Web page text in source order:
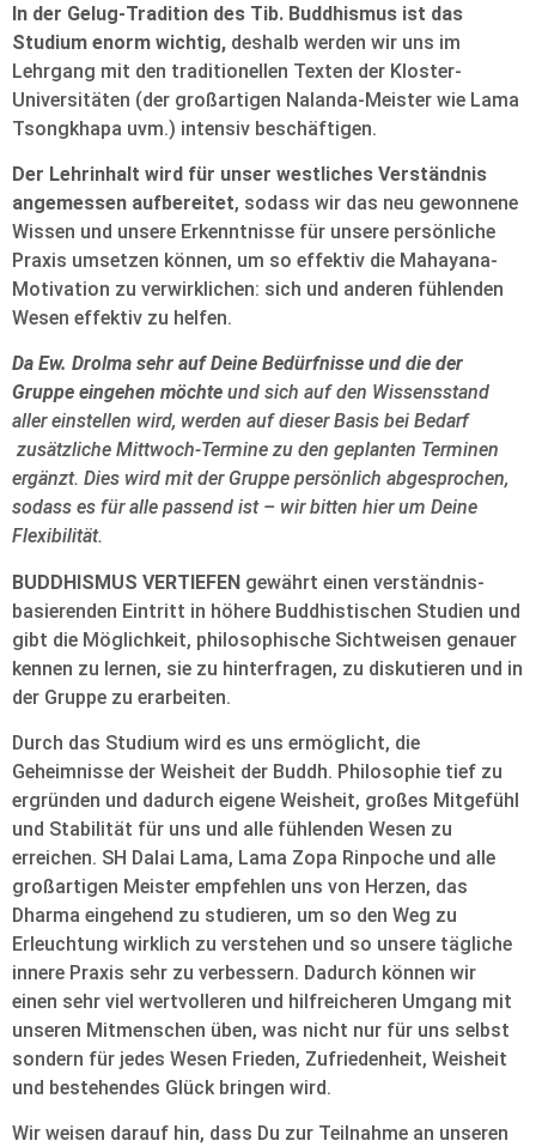
In der Gelug-Tradition des Tib. Buddhismus ist das
Studium enorm wichtig, deshalb werden wir uns im
Lehrgang mit den traditionellen Texten der Kloster-
Universitäten (der großartigen Nalanda-Meister wie Lama
Tsongkhapa uvm.) intensiv beschäftigen.
Der Lehrinhalt wird für unser westliches Verständnis
angemessen aufbereitet, sodass wir das neu gewonnene
Wissen und unsere Erkenntnisse für unsere persönliche
Praxis umsetzen können, um so effektiv die Mahayana-
Motivation zu verwirklichen: sich und anderen fühlenden
Wesen effektiv zu helfen.
Da Ew. Drolma sehr auf Deine Bedürfnisse und die der
Gruppe eingehen möchte und sich auf den Wissensstand
aller einstellen wird, werden auf dieser Basis bei Bedarf
zusätzliche Mittwoch-Termine zu den geplanten Terminen
ergänzt. Dies wird mit der Gruppe persönlich abgesprochen,
sodass es für alle passend ist – wir bitten hier um Deine
Flexibilität.
BUDDHISMUS VERTIEFEN gewährt einen verständnis-
basierenden Eintritt in höhere Buddhistischen Studien und
gibt die Möglichkeit, philosophische Sichtweisen genauer
kennen zu lernen, sie zu hinterfragen, zu diskutieren und in
der Gruppe zu erarbeiten.
Durch das Studium wird es uns ermöglicht, die
Geheimnisse der Weisheit der Buddh. Philosophie tief zu
ergründen und dadurch eigene Weisheit, großes Mitgefühl
und Stabilität für uns und alle fühlenden Wesen zu
erreichen. SH Dalai Lama, Lama Zopa Rinpoche und alle
großartigen Meister empfehlen uns von Herzen, das
Dharma eingehend zu studieren, um so den Weg zu
Erleuchtung wirklich zu verstehen und so unsere tägliche
innere Praxis sehr zu verbessern. Dadurch können wir
einen sehr viel wertvolleren und hilfreicheren Umgang mit
unseren Mitmenschen üben, was nicht nur für uns selbst
sondern für jedes Wesen Frieden, Zufriedenheit, Weisheit
und bestehendes Glück bringen wird.
Wir weisen darauf hin, dass Du zur Teilnahme an unseren